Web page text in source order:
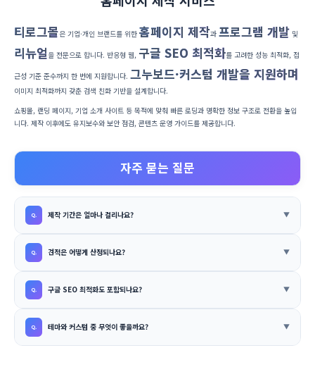
티로그몰은 기업·개인 브랜드를 위한 홈페이지 제작과 프로그램 개발 및
리뉴얼 을 전문으로 합니다. 반응형 웹, 구글 SEO 최적화를 고려한 성능 최적화, 접
근성 기준 준수까지 한 번에 지원합니다. 그누보드·커스텀 개발을 지원하며
이미지 최적화까지 갖춘 검색 친화 기반을 설계합니다.
쇼핑몰, 랜딩 페이지, 기업 소개 사이트 등 목적에 맞춰 빠른 로딩과 명확한 정보 구조로 전환을 높입
니다. 제작 이후에도 유지보수와 보안 점검, 콘텐츠 운영 가이드를 제공합니다.
자주 묻는 질문
제작 기간은 얼마나 걸리나요?
견적은 어떻게 산정되나요?
구글 SEO 최적화도 포함되나요?
테마와 커스텀 중 무엇이 좋을까요?